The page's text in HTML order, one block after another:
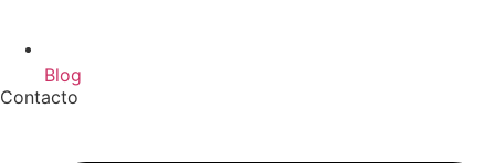
Blog
Contacto